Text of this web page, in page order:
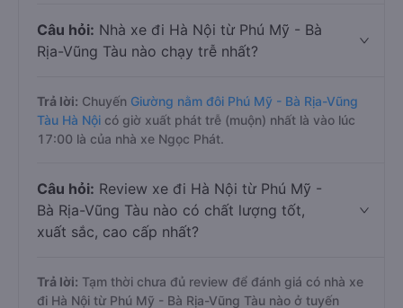
Câu hỏi: Nhà xe đi Hà Nội từ Phú Mỹ - Bà
Rịa-Vũng Tàu nào chạy trễ nhất?
Trả lời: Chuyến Giường nằm đôi Phú Mỹ - Bà Rịa-Vũng
Tàu Hà Nội có giờ xuất phát trễ (muộn) nhất là vào lúc
17:00 là của nhà xe Ngọc Phát.
Câu hỏi: Review xe đi Hà Nội từ Phú Mỹ -
Bà Rịa-Vũng Tàu nào có chất lượng tốt,
xuất sắc, cao cấp nhất?
Trả lời: Tạm thời chưa đủ review để đánh giá có nhà xe
đi Hà Nội từ Phú Mỹ - Bà Rịa-Vũng Tàu nào ở tuyến